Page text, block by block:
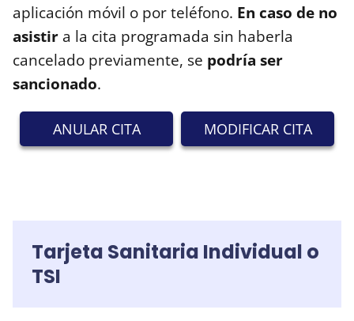
aplicación móvil o por teléfono. En caso de no
asistir a la cita programada sin haberla
cancelado previamente, se podría ser
sancionado.
ANULAR CITA MODIFICAR CITA
Tarjeta Sanitaria Individual o
TSI